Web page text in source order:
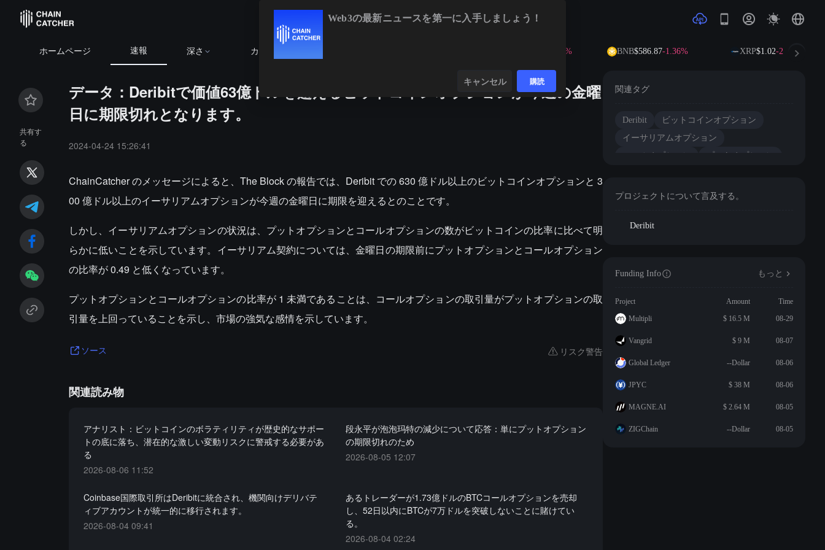
ホームページ 速報 深さ カレンダー -0.61% BNB$586.87-1.36% XRP$1.02-2.64%
共有す
る
データ：Deribitで価値63億ドルを超えるビットコインオプションが今週の金曜
日に期限切れとなります。
2024-04-24 15:26:41
ChainCatcher のメッセージによると、The Block の報告では、Deribit での 630 億ドル以上のビットコインオプションと 3
00 億ドル以上のイーサリアムオプションが今週の金曜日に期限を迎えるとのことです。
しかし、イーサリアムオプションの状況は、プットオプションとコールオプションの数がビットコインの比率に比べて明
らかに低いことを示しています。イーサリアム契約については、金曜日の期限前にプットオプションとコールオプション
の比率が 0.49 と低くなっています。
プットオプションとコールオプションの比率が 1 未満であることは、コールオプションの取引量がプットオプションの取
引量を上回っていることを示し、市場の強気な感情を示しています。
ソース リスク警告
関連読み物
アナリスト：ビットコインのボラティリティが歴史的なサポー
トの底に落ち、潜在的な激しい変動リスクに警戒する必要があ
る
2026-08-06 11:52
段永平が泡泡玛特の減少について応答：単にプットオプション
の期限切れのため
2026-08-05 12:07
Coinbase国際取引所はDeribitに統合され、機関向けデリバテ
ィブアカウントが統一的に移行されます。
2026-08-04 09:41
あるトレーダーが1.73億ドルのBTCコールオプションを売却
し、52日以内にBTCが7万ドルを突破しないことに賭けてい
る。
2026-08-04 02:24
関連タグ
Deribit
ビットコインオプション
イーサリアムオプション
コールオプション
プットオプション
プロジェクトについて言及する。
Deribit
Funding Info もっと
Project Amount
Time
Multipli
$ 16.5 M 08-29
Vangrid $ 9 M 08-07
Global Ledger --Dollar 08-06
JPYC $ 38 M 08-06
MAGNE.AI $ 2.64 M 08-05
ZIGChain --Dollar 08-05
Web3の最新ニュースを第一に入手しましょう！
キャンセル 購読